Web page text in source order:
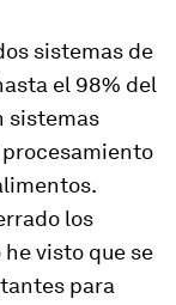
sistemas de
el 98% del
sistemas
los
he visto que se
para